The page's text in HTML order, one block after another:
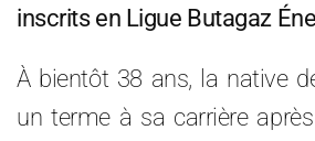
inscrits en Ligue Butagaz
À bientôt 38 ans, la native
un terme à sa carrière